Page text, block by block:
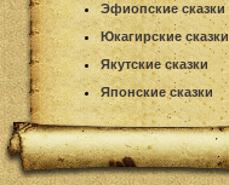
Эфиопские сказки
Юкагирские сказки
Якутские сказки
Японские сказки